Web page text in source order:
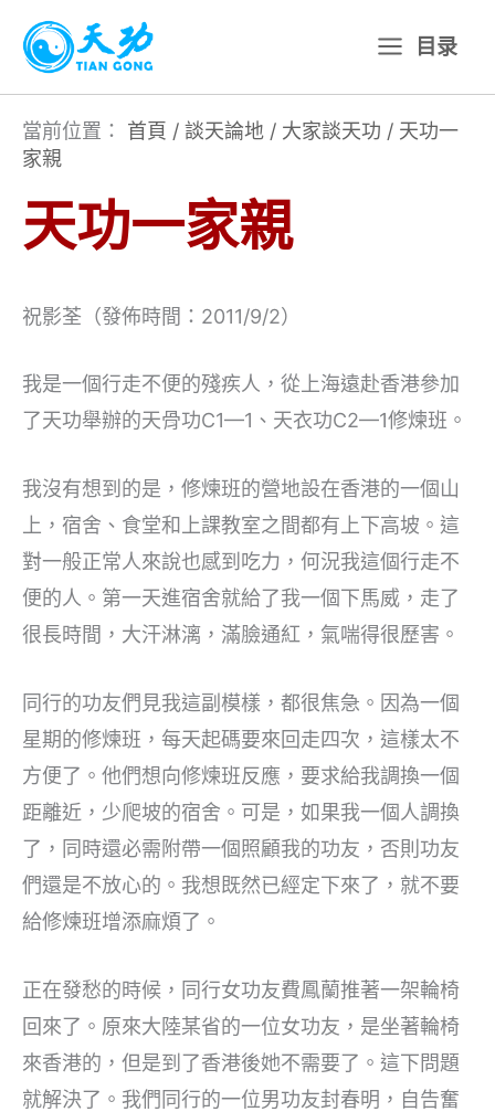
主
目录
當前位置： 首頁 / 談天論地 / 大家談天功 / 天功一
家親
天功一家親
祝影荃（發佈時間：2011/9/2）
我是一個行走不便的殘疾人，從上海遠赴香港參加
了天功舉辦的天骨功C1—1、天衣功C2—1修煉班。
我沒有想到的是，修煉班的營地設在香港的一個山
上，宿舍、食堂和上課教室之間都有上下高坡。這
對一般正常人來說也感到吃力，何況我這個行走不
便的人。第一天進宿舍就給了我一個下馬威，走了
很長時間，大汗淋漓，滿臉通紅，氣喘得很歷害。
同行的功友們見我這副模樣，都很焦急。因為一個
星期的修煉班，每天起碼要來回走四次，這樣太不
方便了。他們想向修煉班反應，要求給我調換一個
距離近，少爬坡的宿舍。可是，如果我一個人調換
了，同時還必需附帶一個照顧我的功友，否則功友
們還是不放心的。我想既然已經定下來了，就不要
給修煉班增添麻煩了。
正在發愁的時候，同行女功友費鳳蘭推著一架輪椅
回來了。原來大陸某省的一位女功友，是坐著輪椅
來香港的，但是到了香港後她不需要了。這下問題
就解決了。我們同行的一位男功友封春明，自告奮